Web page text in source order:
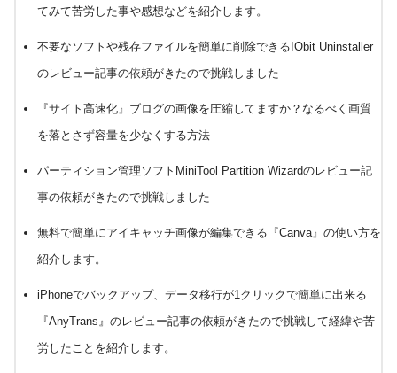
てみて苦労した事や感想などを紹介します。
不要なソフトや残存ファイルを簡単に削除できるIObit Uninstaller
のレビュー記事の依頼がきたので挑戦しました
『サイト高速化』ブログの画像を圧縮してますか？なるべく画質
を落とさず容量を少なくする方法
パーティション管理ソフトMiniTool Partition Wizardのレビュー記
事の依頼がきたので挑戦しました
無料で簡単にアイキャッチ画像が編集できる『Canva』の使い方を
紹介します。
iPhoneでバックアップ、データ移行が1クリックで簡単に出来る
『AnyTrans』のレビュー記事の依頼がきたので挑戦して経緯や苦
労したことを紹介します。